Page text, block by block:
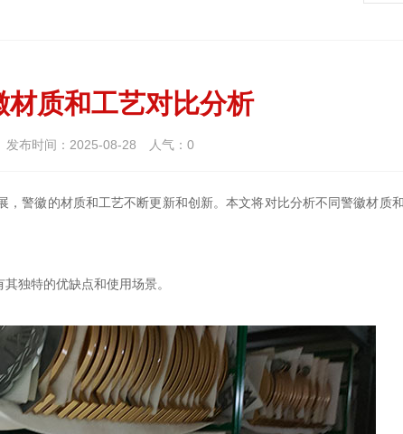
材质和工艺对比分析
发布时间：2025-08-28 人气： 0
警徽的材质和工艺不断更新和创新。本文将对比分析不同警徽材质
独特的优缺点和使用场景。